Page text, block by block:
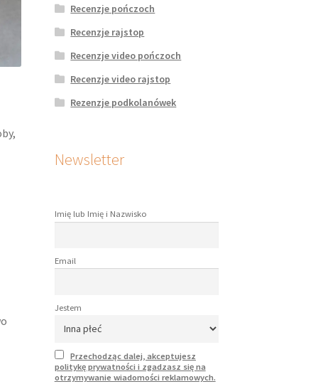
Recenzje pończoch
Recenzje rajstop
Recenzje video pończoch
Recenzje video rajstop
Rezenzje podkolanówek
Newsletter
Imię lub Imię i Nazwisko
Email
Jestem
Przechodząc dalej, akceptujesz
politykę prywatności i zgadzasz się na
otrzymywanie wiadomości reklamowych.